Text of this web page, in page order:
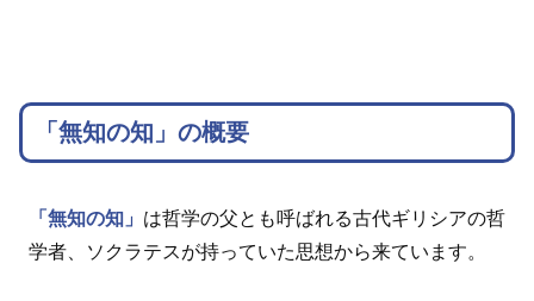
「無知の知」の概要
「無知の知」 は哲学の父とも呼ばれる古代ギリシアの哲
学者、ソクラテスが持っていた思想から来ています。